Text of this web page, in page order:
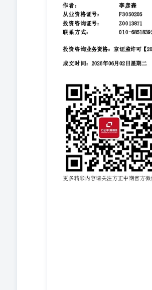
原有节奏、增量不多。海外方面
维持70%附近。美股继续震荡上
市场风险偏好下降。【市场逻辑
多影响。地缘政治风险再现波动
限。长期来看，再通胀方向延续
更多精彩内容请关注方正中期官
方支撑暂时有效仍可继续关注。
抛低吸压低成本策略不变。期现
值分别收窄、扩大，前者继续正
中长期方向有待确认。组合策略
5040，支撑4730-4750；上证50
数压力8980-9010，支撑8160-
约和上证50指数行情
收盘价:中证
图4：收盘价:中证
约基差和升贴水
水
和升贴水
约基差和升贴水
价
价